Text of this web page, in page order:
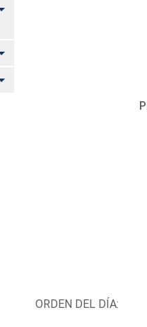
Alternar
Alternar
Alternar
ORDEN DEL DÍA: